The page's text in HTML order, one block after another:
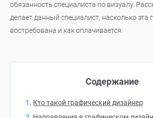
обязанность специалиста по визуалу.
делает данный специалист, насколько эта
востребована и как оплачивается.
Содержание
Кто такой графический дизайнер